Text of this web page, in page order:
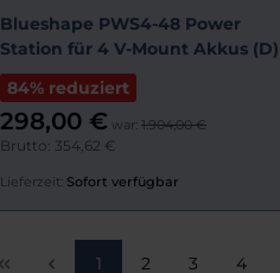
Blueshape PWS4-48 Power
Station für 4 V-Mount Akkus (D)
84% reduziert
298,00 € war: 1.904,00 €
Brutto: 354,62 €
Lieferzeit: Sofort verfügbar
Seite
1 Seite
2 Seite
3 Seite
4